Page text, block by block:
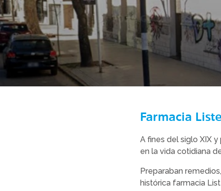
Farmacia
A fines del siglo XIX
en la vida cotidiana
Preparaban
histórica farmacia